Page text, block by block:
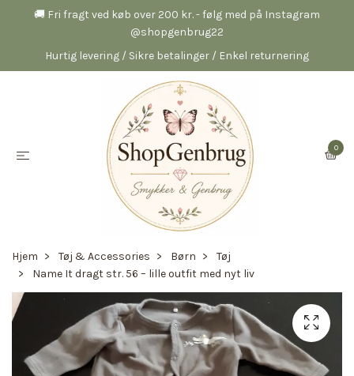
🚚 Fri fragt ved køb over 200 kr. - følg med på Instagram
@shopgenbrug22
Hurtig levering / Sikre betalinger / Enkel returnering
0
Hjem Tøj & Accessories Børn
Tøj
Name It dragt str. 56 – lille outfit med nyt liv